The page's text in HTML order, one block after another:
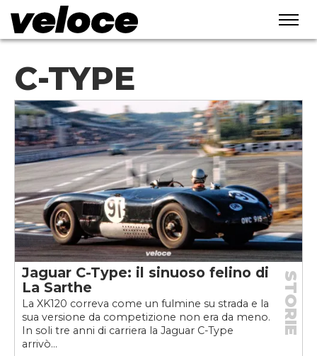
C-TYPE
Jaguar C-Type: il sinuoso felino di
La Sarthe
La XK120 correva come un fulmine su strada e la
sua versione da competizione non era da meno.
In soli tre anni di carriera la Jaguar C-Type
arrivò...
STORIE